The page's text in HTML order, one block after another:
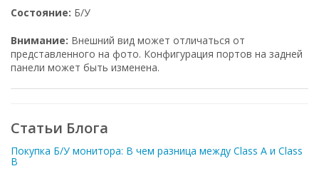
Состояние: Б/У
Внимание: Внешний вид может отличаться от
представленного на фото. Конфигурация портов на задней
панели может быть изменена.
Статьи Блога
Покупка Б/У монитора: В чем разница между Class A и Class
B